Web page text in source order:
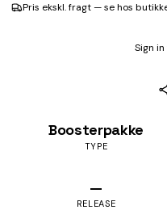
Pris ekskl. fragt — se hos
Sign
Boosterpakke
TYPE
—
RELEASE